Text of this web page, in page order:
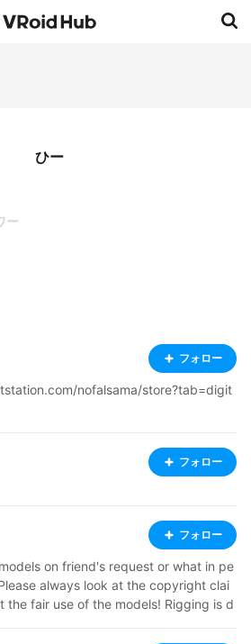
ひー
ー
フォロー
nofalsama/store?tab=digit
フォロー
フォロー
on friend's request or what in pe
always look at the copyright clai
the fair use of the models! Rigging is d